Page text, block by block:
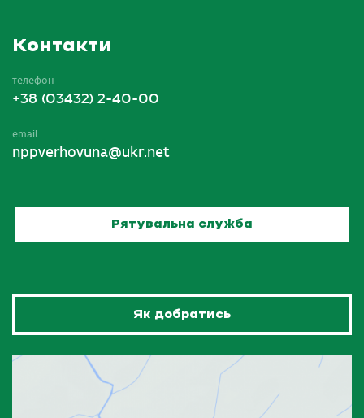
Контакти
телефон
+38 (03432) 2-40-00
email
nppverhovuna@ukr.net
Рятувальна служба
Як добратись